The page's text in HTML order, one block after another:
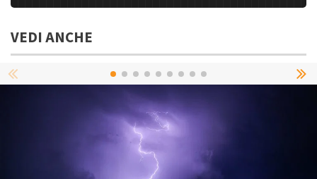
VEDI ANCHE